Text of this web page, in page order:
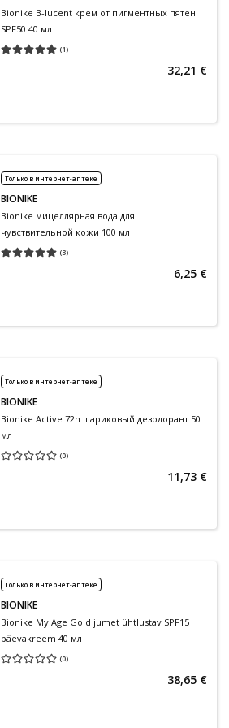
Bionike B-lucent крем от пигментных пятен
SPF50 40 мл
(1)
Средняя оценка 5.00
32,21 €
Только в интернет-аптеке
BIONIKE
Bionike мицеллярная вода для
чувствительной кожи 100 мл
(3)
Средняя оценка 5.00
6,25 €
Только в интернет-аптеке
BIONIKE
Bionike Active 72h шариковый дезодорант 50
мл
(0)
Средняя оценка 0.00
11,73 €
Только в интернет-аптеке
BIONIKE
Bionike My Age Gold jumet ühtlustav SPF15
päevakreem 40 мл
(0)
Средняя оценка 0.00
38,65 €